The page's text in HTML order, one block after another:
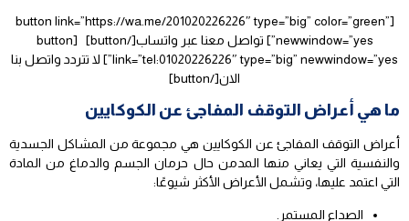
[button link=”https://wa.me/201020226226″ type=”big” color=”green”
newwindow=”yes”] تواصل معنا عبر واتساب[/button] [button
link=”tel:01020226226″ type=”big” newwindow=”yes”] لا تتردد واتصل بنا
الان[/button]
ما هي أعراض التوقف المفاجئ عن الكوكايين
أعراض التوقف المفاجئ عن الكوكايين هي مجموعة من المشاكل الجسدية
والنفسية التي يعاني منها المدمن حال حرمان الجسم والدماغ من المادة
التي اعتمد عليها، وتشمل الأعراض الأكثر شيوعًا:
الصداع المستمر.